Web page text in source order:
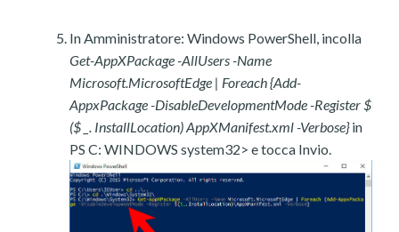
In Amministratore: Windows PowerShell, incolla
Get-AppXPackage -AllUsers -Name
Microsoft.MicrosoftEdge | Foreach {Add-
AppxPackage -DisableDevelopmentMode -Register $
($ _. InstallLocation) AppXManifest.xml -Verbose}in
PS C: WINDOWS system32> e tocca Invio.